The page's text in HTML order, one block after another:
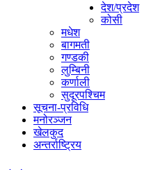
देश/प्रदेश
कोसी
मधेश
बागमती
गण्डकी
लुम्बिनी
कर्णाली
सुदूरपश्चिम
सूचना-प्रविधि
मनोरञ्जन
खेलकुद
अन्तर्राष्ट्रिय